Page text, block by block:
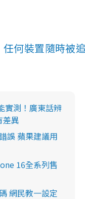
何裝置隨時被
實測！廣東話辨
差異
誤 蘋果建議用
16全系列售
網民教一設定